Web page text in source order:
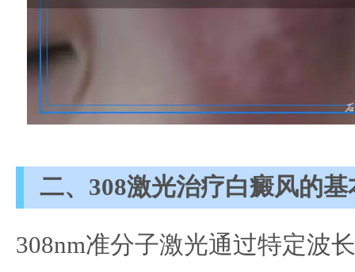
二、308激光治疗白癜风的基
308nm准分子激光通过特定波